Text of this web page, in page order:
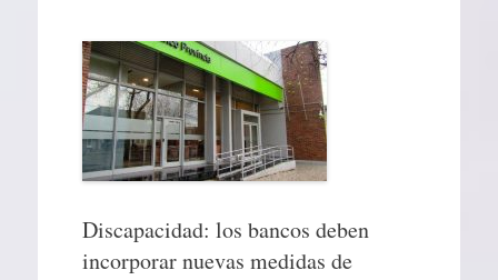
Discapacidad: los bancos deben
incorporar nuevas medidas de